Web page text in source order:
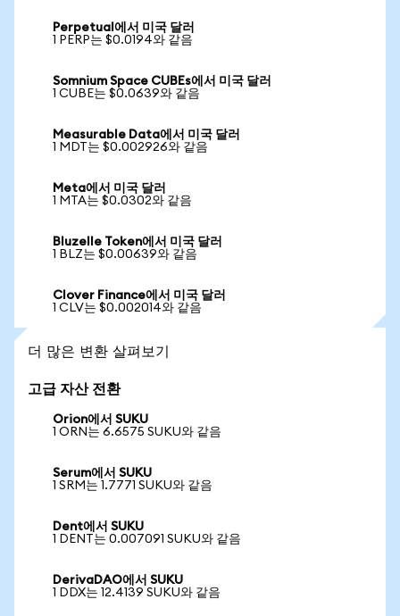
Perpetual에서 미국 달러
1 PERP는 $0.0194와 같음
Somnium Space CUBEs에서 미국 달러
1 CUBE는 $0.0639와 같음
Measurable Data에서 미국 달러
1 MDT는 $0.002926와 같음
Meta에서 미국 달러
1 MTA는 $0.0302와 같음
Bluzelle Token에서 미국 달러
1 BLZ는 $0.00639와 같음
Clover Finance에서 미국 달러
1 CLV는 $0.002014와 같음
더 많은 변환 살펴보기
고급 자산 전환
Orion에서 SUKU
1 ORN는 6.6575 SUKU와 같음
Serum에서 SUKU
1 SRM는 1.7771 SUKU와 같음
Dent에서 SUKU
1 DENT는 0.007091 SUKU와 같음
DerivaDAO에서 SUKU
1 DDX는 12.4139 SUKU와 같음